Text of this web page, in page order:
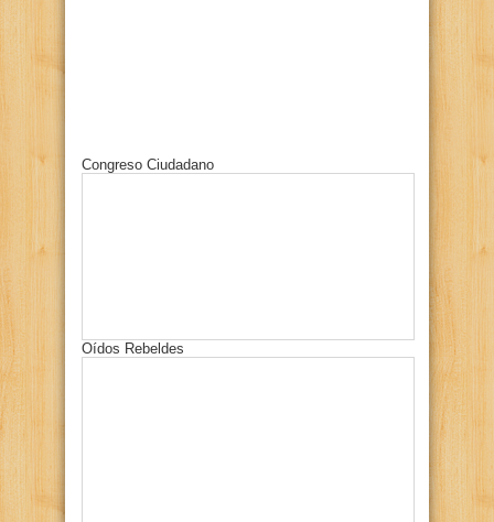
Congreso Ciudadano
Oídos Rebeldes